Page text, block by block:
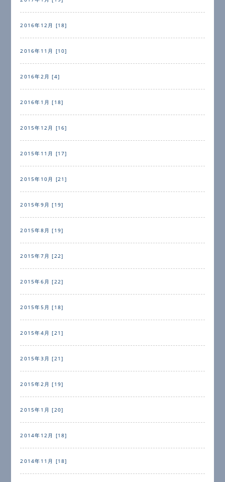
2016年12月 [18]
2016年11月 [10]
2016年2月 [4]
2016年1月 [18]
2015年12月 [16]
2015年11月 [17]
2015年10月 [21]
2015年9月 [19]
2015年8月 [19]
2015年7月 [22]
2015年6月 [22]
2015年5月 [18]
2015年4月 [21]
2015年3月 [21]
2015年2月 [19]
2015年1月 [20]
2014年12月 [18]
2014年11月 [18]